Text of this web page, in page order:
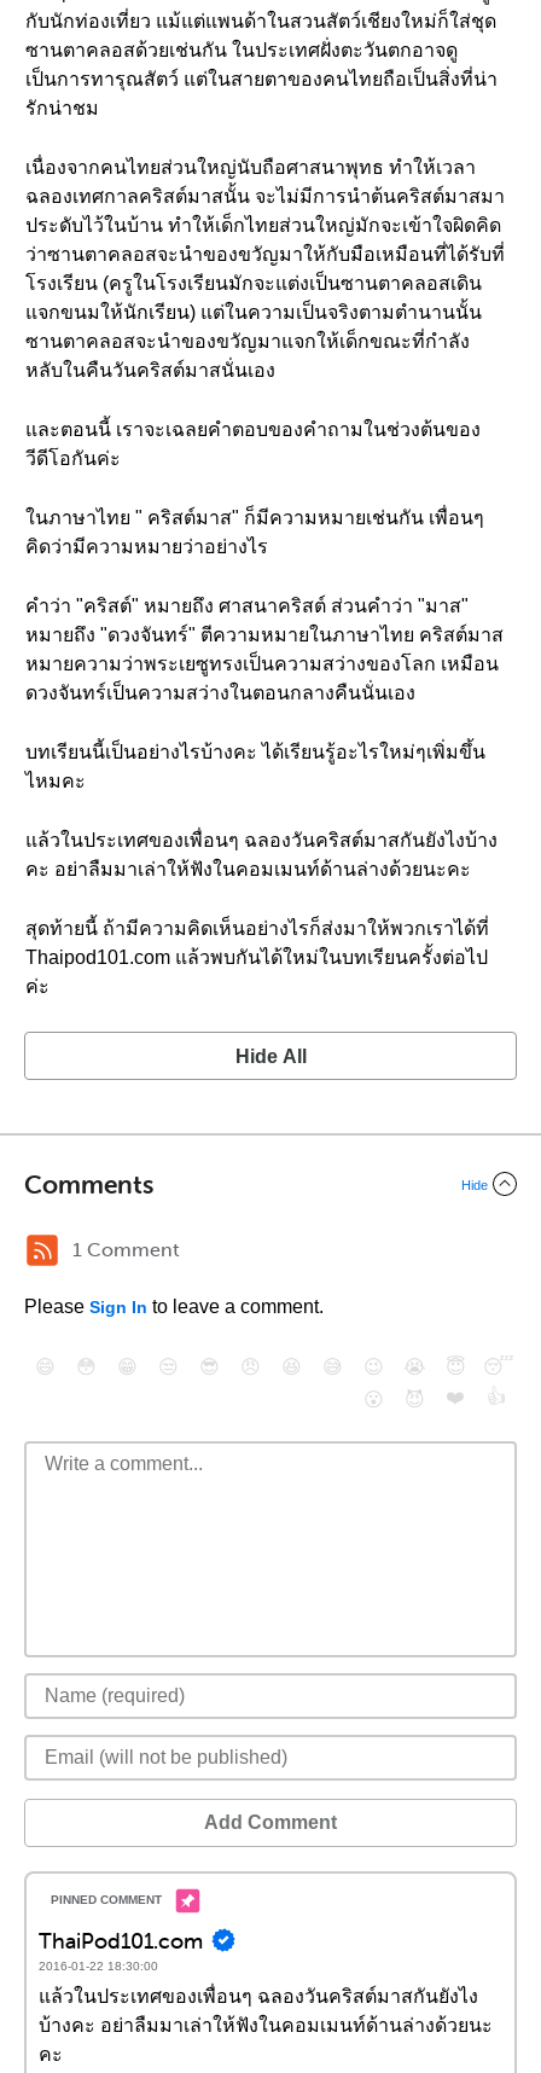
กับนักท่องเที่ยว แม้แต่แพนด้าในสวนสัตว์เชียงใหม่ก็ใส่ชุด
ซานตาคลอสด้วยเช่นกัน ในประเทศฝั่งตะวันตกอาจดู
เป็นการทารุณสัตว์ แต่ในสายตาของคนไทยถือเป็นสิ่งที่น่า
รักน่าชม
เนื่องจากคนไทยส่วนใหญ่นับถือศาสนาพุทธ ทำให้เวลา
ฉลองเทศกาลคริสต์มาสนั้น จะไม่มีการนำต้นคริสต์มาสมา
ประดับไว้ในบ้าน ทำให้เด็กไทยส่วนใหญ่มักจะเข้าใจผิดคิด
ว่าซานตาคลอสจะนำของขวัญมาให้กับมือเหมือนที่ได้รับที่
โรงเรียน (ครูในโรงเรียนมักจะแต่งเป็นซานตาคลอสเดิน
แจกขนมให้นักเรียน) แต่ในความเป็นจริงตามตำนานนั้น
ซานตาคลอสจะนำของขวัญมาแจกให้เด็กขณะที่กำลัง
หลับในคืนวันคริสต์มาสนั่นเอง
และตอนนี้ เราจะเฉลยคำตอบของคำถามในช่วงต้นของ
วีดีโอกันค่ะ
ในภาษาไทย " คริสต์มาส" ก็มีความหมายเช่นกัน เพื่อนๆ
คิดว่ามีความหมายว่าอย่างไร
คำว่า "คริสต์" หมายถึง ศาสนาคริสต์ ส่วนคำว่า "มาส"
หมายถึง "ดวงจันทร์" ตีความหมายในภาษาไทย คริสต์มาส
หมายความว่าพระเยซูทรงเป็นความสว่างของโลก เหมือน
ดวงจันทร์เป็นความสว่างในตอนกลางคืนนั่นเอง
บทเรียนนี้เป็นอย่างไรบ้างคะ ได้เรียนรู้อะไรใหม่ๆเพิ่มขึ้น
ไหมคะ
แล้วในประเทศของเพื่อนๆ ฉลองวันคริสต์มาสกันยังไงบ้าง
คะ อย่าลืมมาเล่าให้ฟังในคอมเมนท์ด้านล่างด้วยนะคะ
สุดท้ายนี้ ถ้ามีความคิดเห็นอย่างไรก็ส่งมาให้พวกเราได้ที่
Thaipod101.com แล้วพบกันได้ใหม่ในบทเรียนครั้งต่อไป
ค่ะ
Hide All
Comments Hide
1 Comment
Please Sign In to leave a comment.
😄 😳 😁 😒 😎 😠 😆 😅 😉 😭 😇
😴
😮
😈 ❤️ 👍
Add Comment
ThaiPod101.com
2016-01-22 18:30:00
แล้วในประเทศของเพื่อนๆ ฉลองวันคริสต์มาสกันยังไง
บ้างคะ อย่าลืมมาเล่าให้ฟังในคอมเมนท์ด้านล่างด้วยนะ
คะ